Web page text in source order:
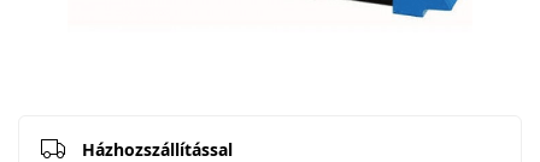
Házhozszállítással